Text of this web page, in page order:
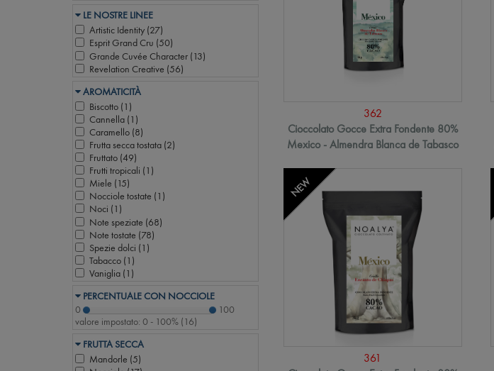
LE NOSTRE LINEE
Artistic Identity (27)
Esprit Grand Cru (50)
Grande Cuvée Character (13)
Revelation Creative (56)
AROMATICITÀ
Biscotto (1 )
Cannella (1 )
Caramello (8)
Frutta secca tostata (2)
Fruttato (49)
Frutti tropicali (1 )
Miele (15)
Nocciole tostate (1 )
Noci (1 )
Note speziate (68)
Note tostate (78)
Spezie dolci (1 )
Tabacco (1 )
Vaniglia (1 )
PERCENTUALE CON NOCCIOLE
0
100
valore impostato: 0 - 100% (16)
FRUTTA SECCA
Mandorle (5)
362
Cioccolato Gocce Extra Fondente 80%
Mexico - Almendra Blanca de Tabasco
NEW
361